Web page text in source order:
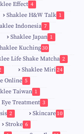
Effect 4
Shaklee H&W Talk 1
Indonesia 7
Shaklee Japan 1
Kuching30
Life Shake Matcha 2
Shaklee Miri 24
Online 5
Taiwan 1
Treatment 3
2 Skincare 10
Stroke 6